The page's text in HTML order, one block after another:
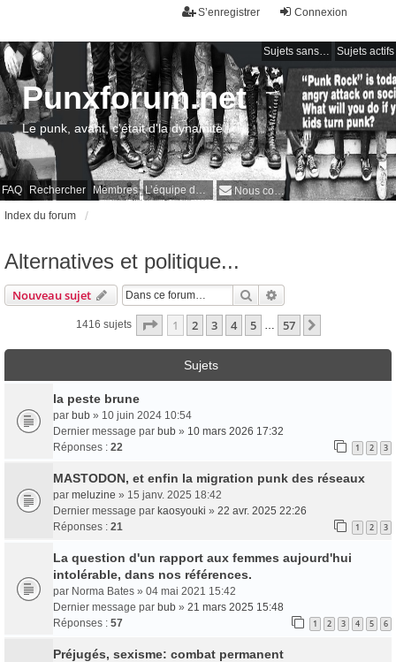
Connexion
S’enregistrer
Sujets sans réponse Sujets actifs
FAQ Rechercher Membres L’équipe du forum Nous contacter
Punxforum.net
Le punk, avant, c'était d'la dynamite !
Index du forum
Alternatives et politique...
Nouveau sujet Rechercher
1416 sujets Page 1sur57
1 2 3 4 5 … 57
Sujets
la peste brune
par bub » 10 juin 2024 10:54
Dernier message par bub » 10 mars 2026 17:32
Réponses : 22 1 2 3
MASTODON, et enfin la migration punk des réseaux
par meluzine » 15 janv. 2025 18:42
Dernier message par kaosyouki » 22 avr. 2025 22:26
Réponses : 21 1 2 3
La question d'un rapport aux femmes aujourd'hui
intolérable, dans nos références.
par Norma Bates » 04 mai 2021 15:42
Dernier message par bub » 21 mars 2025 15:48
Réponses : 57 1 2 3 4 5 6
Préjugés, sexisme: combat permanent